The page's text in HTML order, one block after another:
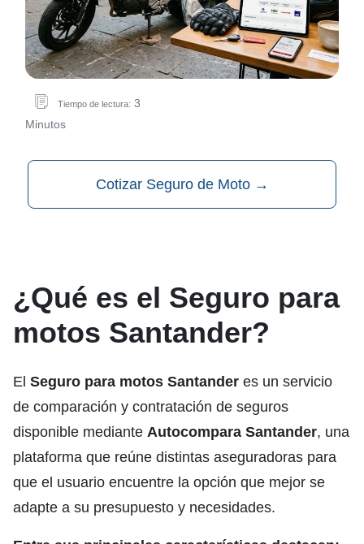
Tiempo de lectura: 3
Minutos
Cotizar Seguro de Moto →
¿Qué es el Seguro para
motos Santander?
El Seguro para motos Santander es un servicio
de comparación y contratación de seguros
disponible mediante Autocompara Santander, una
plataforma que reúne distintas aseguradoras para
que el usuario encuentre la opción que mejor se
adapte a su presupuesto y necesidades.